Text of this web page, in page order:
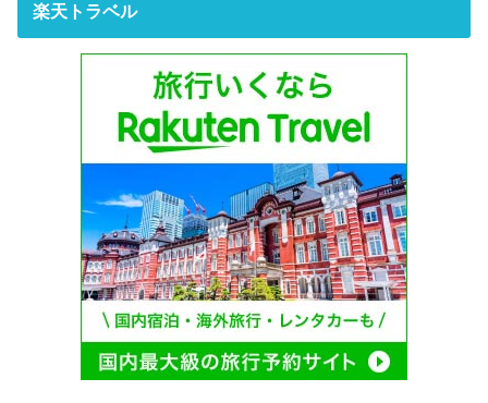
楽天トラベル